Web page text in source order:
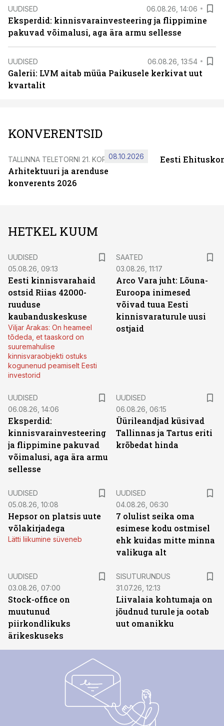
UUDISED 06.08.26, 14:06
Eksperdid: kinnisvarainvesteering ja flippimine
pakuvad võimalusi, aga ära armu sellesse
UUDISED 06.08.26, 13:54
Galerii: LVM aitab müüa Paikusele kerkivat uut
kvartalit
KONVERENTSID
TALLINNA TELETORNI 21. KORRUSEL
Arhitektuuri ja arenduse
konverents 2026
08.10.2026 Eesti
HETKEL KUUM
UUDISED
05.08.26, 09:13
Eesti kinnisvarahaid
ostsid Riias 42000-
ruuduse
kaubanduskeskuse
Viljar Arakas: On heameel
tõdeda, et taaskord on
suuremahulise
kinnisvaraobjekti ostuks
kogunenud peamiselt Eesti
investorid
SAATED
03.08.26, 11:17
Arco Vara juht: Lõuna-
Euroopa inimesed
võivad tuua Eesti
kinnisvaraturule uusi
ostjaid
UUDISED
06.08.26, 14:06
Eksperdid:
kinnisvarainvesteering
ja flippimine pakuvad
võimalusi, aga ära armu
sellesse
UUDISED
06.08.26, 06:15
Üürileandjad küsivad
Tallinnas ja Tartus eriti
krõbedat hinda
UUDISED
05.08.26, 10:08
Hepsor on platsis uute
võlakirjadega
Lätti liikumine süveneb
UUDISED
04.08.26, 06:30
7 olulist seika oma
esimese kodu ostmisel
ehk kuidas mitte minna
valikuga alt
UUDISED
03.08.26, 07:00
Stock-office on
muutunud
piirkondlikuks
ärikeskuseks
SISUTURUNDUS
31.07.26, 12:13
Liivalaia kohtumaja on
jõudnud turule ja ootab
uut omanikku